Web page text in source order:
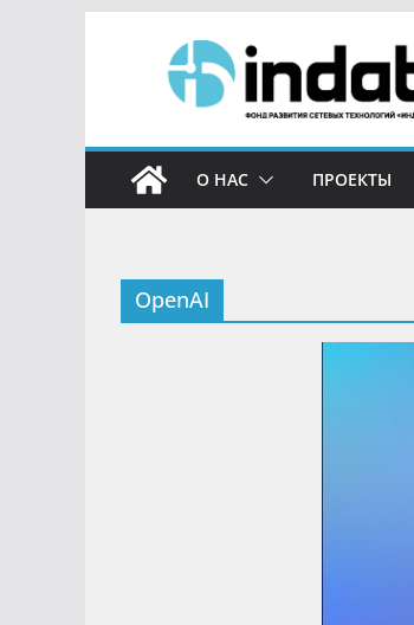
О НАС ПРОЕКТЫ
OpenAI